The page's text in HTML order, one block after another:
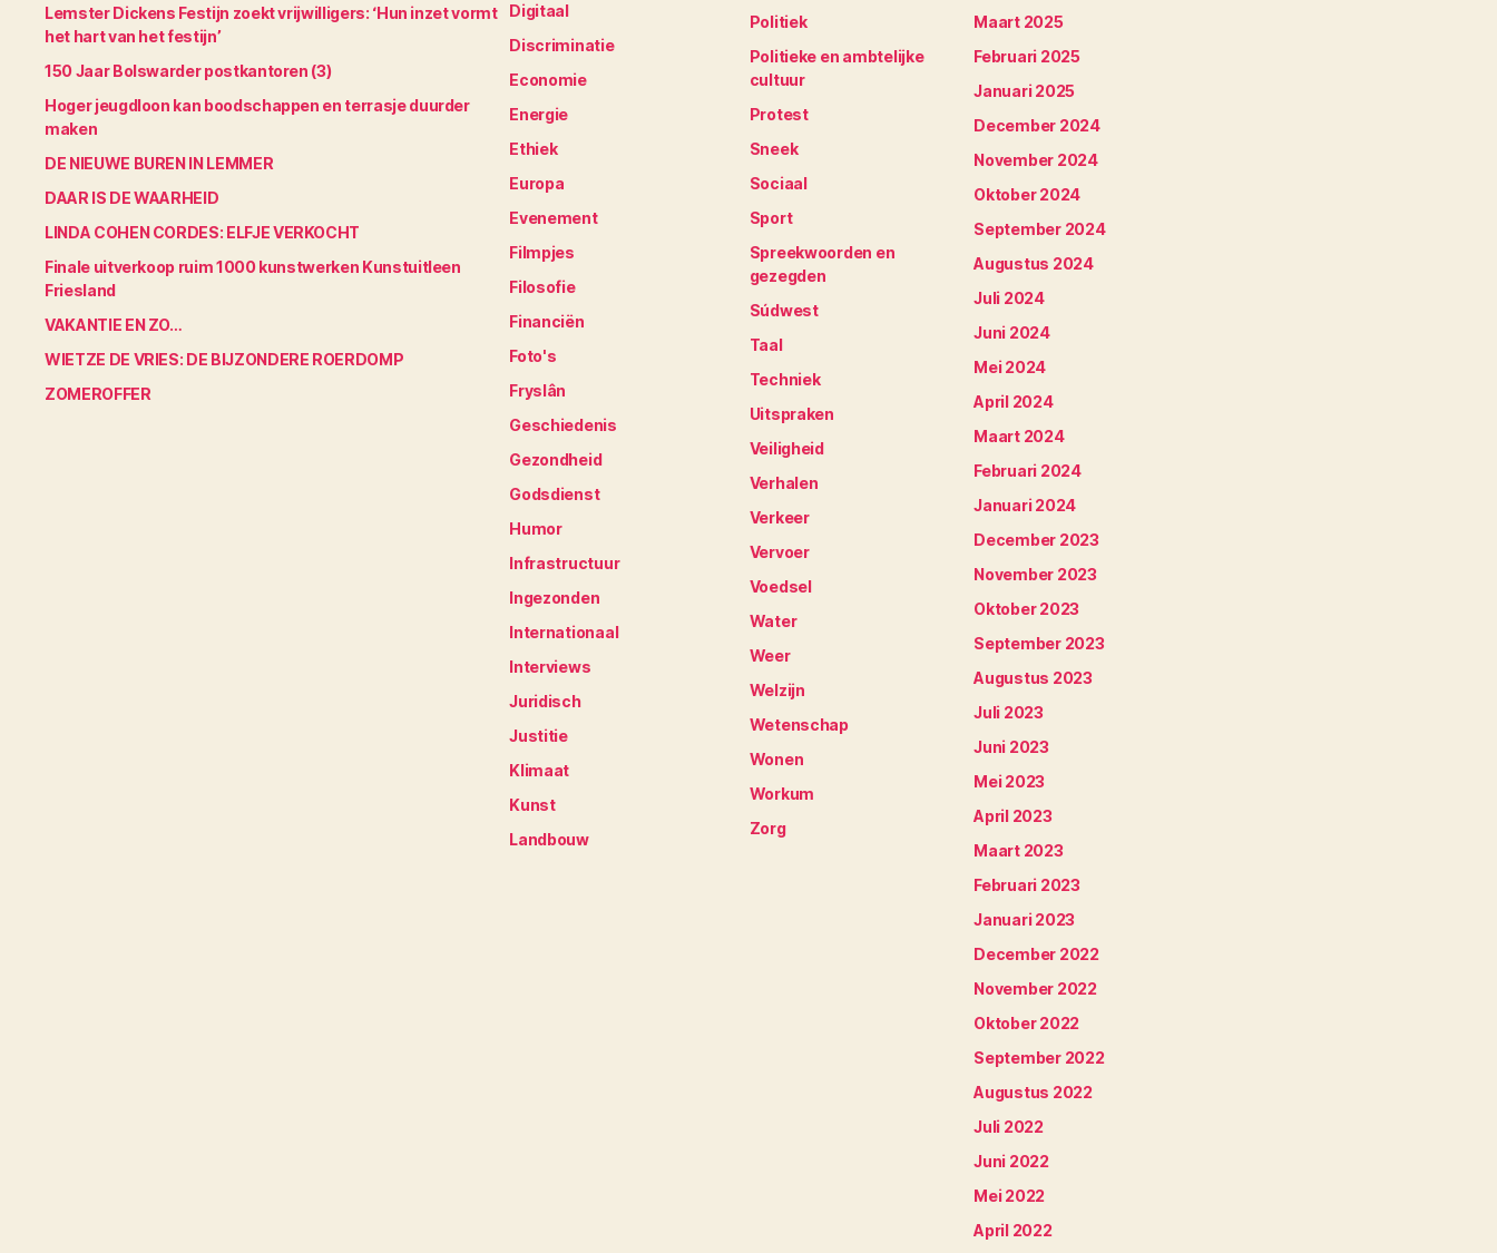
Lemster Dickens Festijn zoekt vrijwilligers: ‘Hun inzet vormt
het hart van het festijn’
150 Jaar Bolswarder postkantoren (3)
Hoger jeugdloon kan boodschappen en terrasje duurder
maken
DE NIEUWE BUREN IN LEMMER
DAAR IS DE WAARHEID
LINDA COHEN CORDES: ELFJE VERKOCHT
Finale uitverkoop ruim 1000 kunstwerken Kunstuitleen
Friesland
VAKANTIE EN ZO…
WIETZE DE VRIES: DE BIJZONDERE ROERDOMP
ZOMEROFFER
Digitaal
Discriminatie
Economie
Energie
Ethiek
Europa
Evenement
Filmpjes
Filosofie
Financiën
Foto's
Fryslân
Geschiedenis
Gezondheid
Godsdienst
Humor
Infrastructuur
Ingezonden
Internationaal
Interviews
Juridisch
Justitie
Klimaat
Kunst
Landbouw
Politiek
Politieke en ambtelijke
cultuur
Protest
Sneek
Sociaal
Sport
Spreekwoorden en
gezegden
Súdwest
Taal
Techniek
Uitspraken
Veiligheid
Verhalen
Verkeer
Vervoer
Voedsel
Water
Weer
Welzijn
Wetenschap
Wonen
Workum
Zorg
Maart 2025
Februari 2025
Januari 2025
December 2024
November 2024
Oktober 2024
September 2024
Augustus 2024
Juli 2024
Juni 2024
Mei 2024
April 2024
Maart 2024
Februari 2024
Januari 2024
December 2023
November 2023
Oktober 2023
September 2023
Augustus 2023
Juli 2023
Juni 2023
Mei 2023
April 2023
Maart 2023
Februari 2023
Januari 2023
December 2022
November 2022
Oktober 2022
September 2022
Augustus 2022
Juli 2022
Juni 2022
Mei 2022
April 2022